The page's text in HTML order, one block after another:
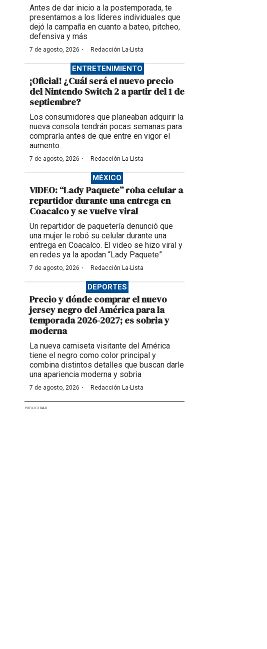
Antes de dar inicio a la postemporada, te
presentamos a los líderes individuales que
dejó la campaña en cuanto a bateo, pitcheo,
defensiva y más
7 de agosto, 2026 · Redacción La-Lista
ENTRETENIMIENTO
¡Oficial! ¿Cuál será el nuevo precio
del Nintendo Switch 2 a partir del 1 de
septiembre?
Los consumidores que planeaban adquirir la
nueva consola tendrán pocas semanas para
comprarla antes de que entre en vigor el
aumento.
7 de agosto, 2026 · Redacción La-Lista
MÉXICO
VIDEO: “Lady Paquete” roba celular a
repartidor durante una entrega en
Coacalco y se vuelve viral
Un repartidor de paquetería denunció que
una mujer le robó su celular durante una
entrega en Coacalco. El video se hizo viral y
en redes ya la apodan “Lady Paquete”
7 de agosto, 2026 · Redacción La-Lista
DEPORTES
Precio y dónde comprar el nuevo
jersey negro del América para la
temporada 2026-2027; es sobria y
moderna
La nueva camiseta visitante del América
tiene el negro como color principal y
combina distintos detalles que buscan darle
una apariencia moderna y sobria
7 de agosto, 2026 · Redacción La-Lista
PUBLICIDAD